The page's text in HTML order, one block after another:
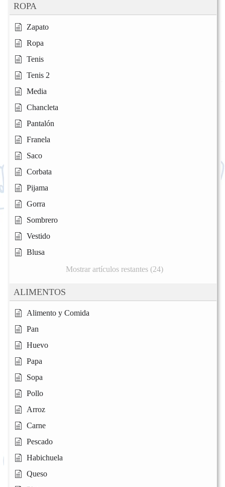
ROPA
Zapato
Ropa
Tenis
Tenis 2
Media
Chancleta
Pantalón
Franela
Saco
Corbata
Pijama
Gorra
Sombrero
Vestido
Blusa
Mostrar artículos restantes (24)
ALIMENTOS
Alimento y Comida
Pan
Huevo
Papa
Sopa
Pollo
Arroz
Carne
Pescado
Habichuela
Queso